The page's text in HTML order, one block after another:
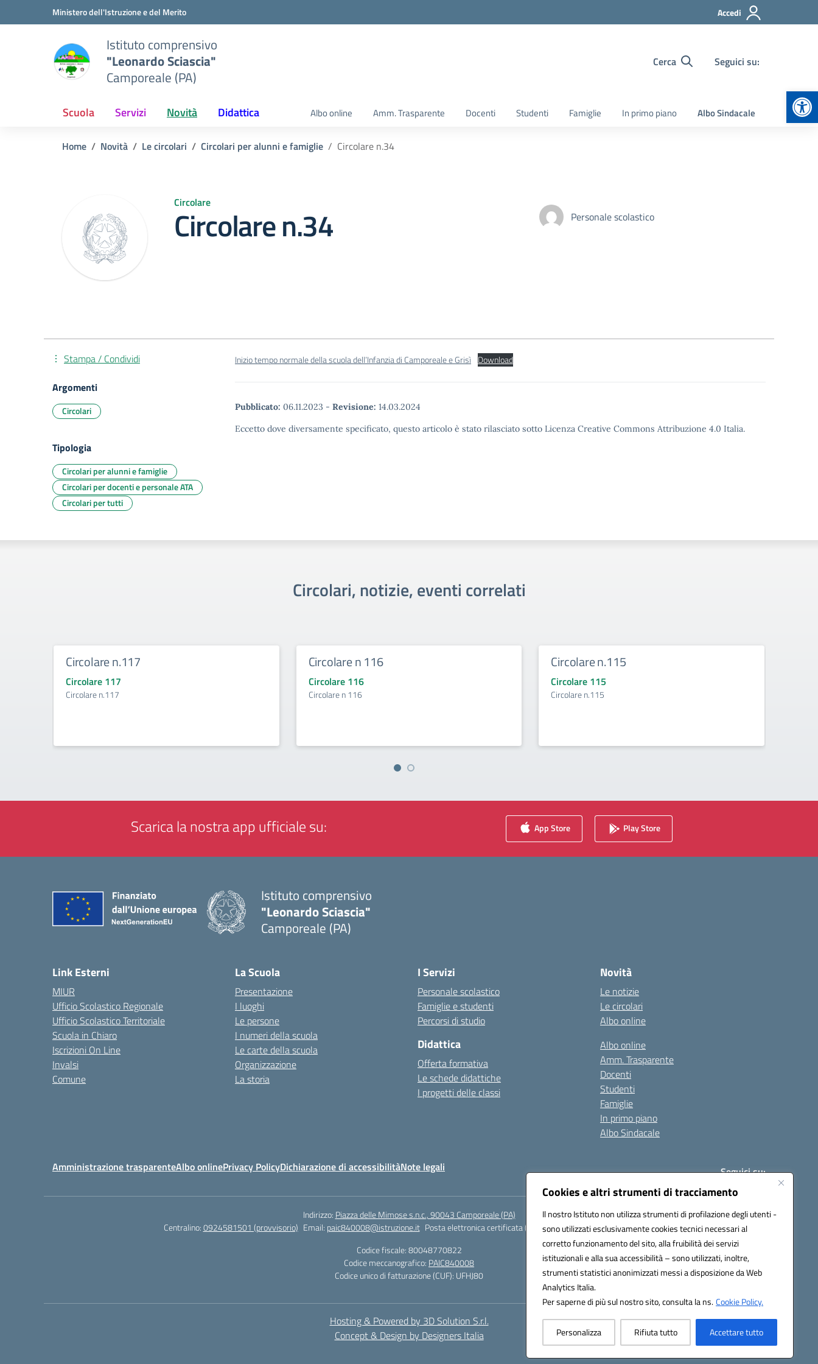
Cookies e altri strumenti di tracciamento
Il nostro Istituto non utilizza strumenti di profilazione degli utenti -
sono utilizzati esclusivamente cookies tecnici necessari al
corretto funzionamento del sito, alla fruibilità dei servizi
istituzionali e alla sua accessibilità – sono utilizzati, inoltre,
strumenti statistici anonimizzati messi a disposizione da Web
Analytics Italia.
Per saperne di più sul nostro sito, consulta la ns.Cookie Policy.
Personalizza Rifiuta tutto Accettare tutto
Vai ai contenuti
Vai al menu di navigazioneMinistero dell'Istruzione e del Merito Accedi
Istituto comprensivo
"Leonardo Sciascia"
Camporeale (PA)
Cerca Seguici su:
Scuola Servizi Novità Didattica Albo online Amm. Trasparente Docenti Studenti Famiglie In primo piano Albo Sindacale
Home Novità Le circolari Circolari per alunni e famiglie Circolare n.34
Circolare
Circolare n.34 Personale scolastico
Inizio tempo normale della scuola dell’Infanzia di Camporeale e Grisì Download
Pubblicato: 06.11.2023 - Revisione: 14.03.2024
Eccetto dove diversamente specificato, questo articolo è stato rilasciato sotto Licenza Creative Commons Attribuzione 4.0 Italia.
Stampa / Condividi
Argomenti
Circolari
Tipologia
Circolari per alunni e famiglie
Circolari per docenti e personale ATA
Circolari per tutti
Circolari, notizie, eventi correlati
Circolare n.117
Circolare 117
Circolare n.117
Circolare n 116
Circolare 116
Circolare n 116
Circolare n.115
Circolare 115
Circolare n.115
Scarica la nostra app ufficiale su: App Store Play Store
Istituto comprensivo
"Leonardo Sciascia"
Camporeale (PA)
Link Esterni
MIUR
Ufficio Scolastico Regionale
Ufficio Scolastico Territoriale
Scuola in Chiaro
Iscrizioni On Line
Invalsi
Comune
La Scuola
Presentazione
I luoghi
Le persone
I numeri della scuola
Le carte della scuola
Organizzazione
La storia
I Servizi
Personale scolastico
Famiglie e studenti
Percorsi di studio
Didattica
Offerta formativa
Le schede didattiche
I progetti delle classi
Novità
Le notizie
Le circolari
Albo online
Albo online
Amm. Trasparente
Docenti
Studenti
Famiglie
In primo piano
Albo Sindacale
Amministrazione trasparenteAlbo onlinePrivacy PolicyDichiarazione di accessibilitàNote legali Seguici su:
Indirizzo: Piazza delle Mimose s.n.c., 90043 Camporeale (PA)
Centralino:0924581501 (provvisorio) Email: paic840008@istruzione.it Posta elettronica certificata (PEC):paic840008@pec.istruzione.it
Codice fiscale: 80048770822
Codice meccanografico: PAIC840008
Codice unico di fatturazione (CUF): UFHJ80
Hosting & Powered by 3D Solution S.r.l.
Concept & Design by Designers Italia